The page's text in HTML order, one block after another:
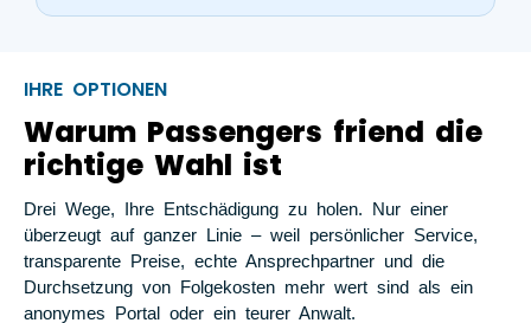
IHRE OPTIONEN
Warum Passengers friend die
richtige Wahl ist
Drei Wege, Ihre Entschädigung zu holen. Nur einer
überzeugt auf ganzer Linie – weil persönlicher Service,
transparente Preise, echte Ansprechpartner und die
Durchsetzung von Folgekosten mehr wert sind als ein
anonymes Portal oder ein teurer Anwalt.